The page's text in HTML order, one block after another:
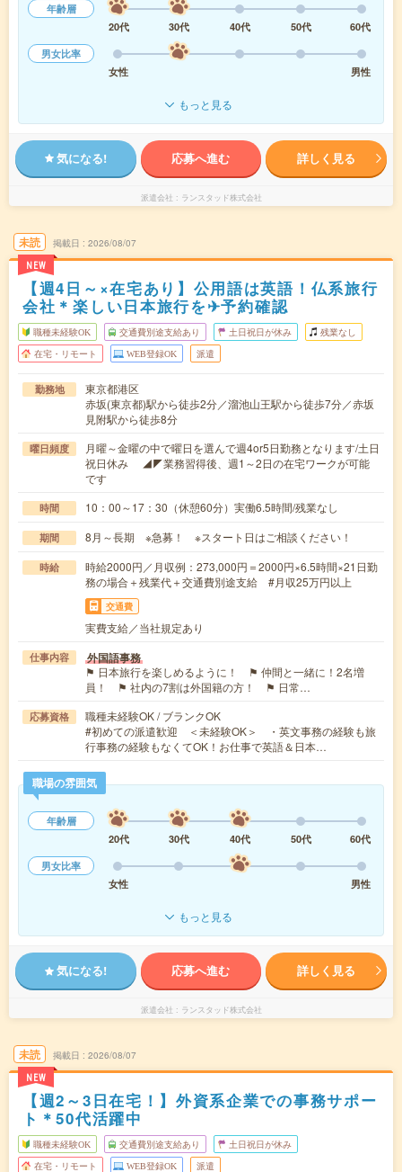
年齢層
20代
30代 40代 50代
60代
男女比率
女性
男性
もっと見る
気になる! 応募へ進む 詳しく見る
派遣会社 ランスタッド株式会社
未読
NEW
掲載日 2026/08/07
【週4日～×在宅あり】公用語は英語！仏系旅行
会社＊楽しい日本旅行を✈予約確認
職種未経験OK 交通費別途支給あり 土日祝日が休み 残業なし
在宅・リモート WEB登録OK 派遣
勤務地
東京都港区
赤坂(東京都)駅から徒歩2分／溜池山王駅から徒歩7分／赤坂
見附駅から徒歩8分
曜日頻度
月曜～金曜の中で曜日を選んで週4or5日勤務となります/土日
祝日休み ◢◤業務習得後、週1～2日の在宅ワークが可能
です
時間 10：00～17：30（休憩60分）実働6.5時間/残業なし
期間 8月～長期 ※急募！ ※スタート日はご相談ください！
時給
時給2000円／月収例：273,000円＝2000円×6.5時間×21日勤
務の場合＋残業代＋交通費別途支給 #月収25万円以上
交通費
実費支給／当社規定あり
仕事内容 外国語事務
⚑ 日本旅行を楽しめるように！ ⚑ 仲間と一緒に！2名増
員！ ⚑ 社内の7割は外国籍の方！ ⚑ 日常…
応募資格
職種未経験OK / ブランクOK
#初めての派遣歓迎 ＜未経験OK＞ ・英文事務の経験も旅
行事務の経験もなくてOK！お仕事で英語＆日本…
職場の雰囲気
年齢層
20代
30代 40代 50代
60代
男女比率
女性
男性
もっと見る
気になる! 応募へ進む 詳しく見る
派遣会社 ランスタッド株式会社
未読
NEW
掲載日 2026/08/07
【週2～3日在宅！】外資系企業での事務サポー
ト＊50代活躍中
職種未経験OK 交通費別途支給あり 土日祝日が休み
在宅・リモート WEB登録OK 派遣